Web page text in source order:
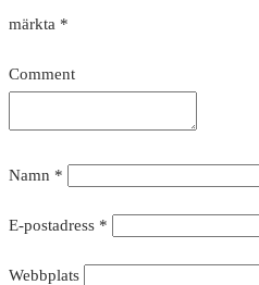
märkta *
Comment
Namn *
E-postadress *
Webbplats